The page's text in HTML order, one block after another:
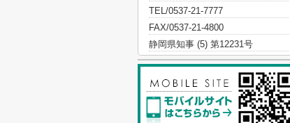
TEL/0537-21-7777
FAX/0537-21-4800
静岡県知事 (5) 第12231号